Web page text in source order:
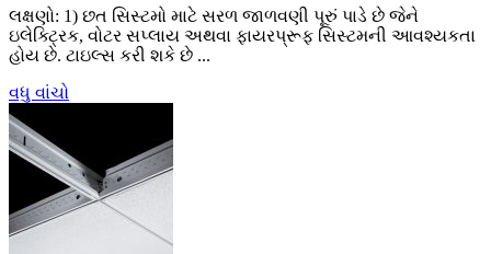
લક્ષણો: 1) છત સિસ્ટમો માટે સરળ જાળવણી પૂરું પાડે છે જેને
ઇલેક્ટ્રિક, વોટર સપ્લાય અથવા ફાયરપ્રૂફ સિસ્ટમની આવશ્યકતા
હોય છે. ટાઇલ્સ કરી શકે છે ...
વધુ વાંચો